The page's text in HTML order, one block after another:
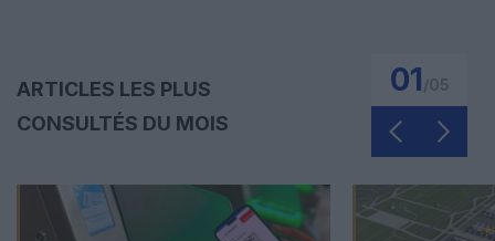
ARTICLES LES PLUS
CONSULTÉS DU MOIS
01